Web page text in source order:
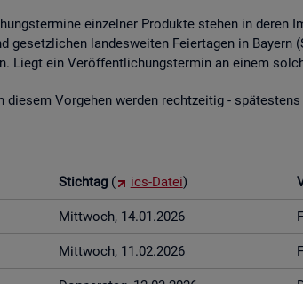
ein­zel­ner Pro­duk­te ste­hen in deren
ge­setz­li­chen lan­des­wei­ten Fei­er­ta­gen in
Liegt ein Ver­öf­fent­li­chungs­ter­min an einem
die­sem Vor­ge­hen wer­den recht­zei­tig -
Stich­tag ( ics-Datei)
Mitt­woch, 14.01.2026
Mitt­woch, 11.02.2026